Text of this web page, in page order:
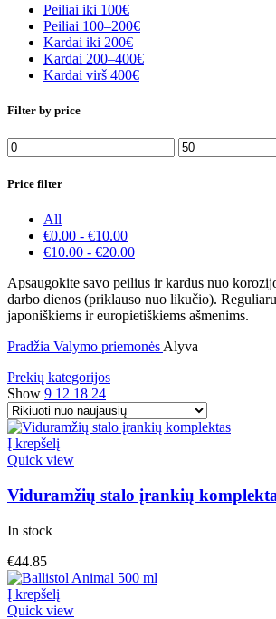
Peiliai iki 100€
Peiliai 100–200€
Kardai iki 200€
Kardai 200–400€
Kardai virš 400€
Filter by price
Min
kaina
Maks
kaina
Price filter
All
€0.00 - €10.00
€10.00 - €20.00
Apsaugokite savo peilius ir kardus nuo
darbo dienos (priklauso nuo likučio).
japoniškiems ir europietiškiems ašmenims.
Pradžia Valymo priemonės Alyva
Prekių kategorijos
Show 9 12 18 24
Į krepšelį
Quick view
Viduramžių stalo įrankių
In stock
€44.85
Į krepšelį
Quick view